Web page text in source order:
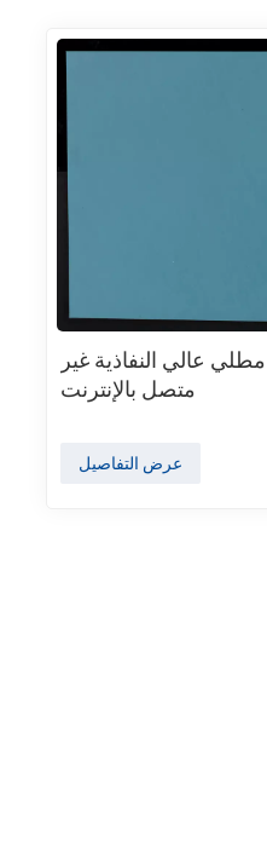
عالي النفاذية غير
متصل بالإنترنت
عرض التفاصيل